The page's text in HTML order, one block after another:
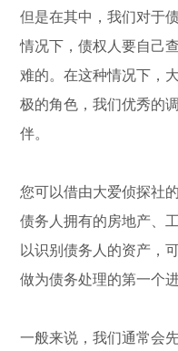
但是在其中，我们对于
情况下，债权人要自己
难的。在这种情况下，
极的角色，我们优秀的
伴。
您可以借由大爱侦探社
债务人拥有的房地产、
以识别债务人的资产，
做为债务处理的第一个进
一般来说，我们通常会